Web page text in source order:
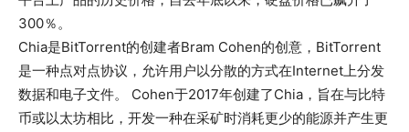
300％。
Chia是BitTorrent的创建者Bram Cohen的创意，BitTorrent
是一种点对点协议，允许用户以分散的方式在Internet上分发
数据和电子文件。 Cohen于2017年创建了Chia，旨在与比特
币或以太坊相比，开发一种在采矿时消耗更少的能源并产生更